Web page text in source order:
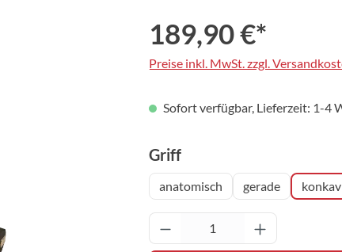
189,90 €*
Preise inkl. MwSt. zzgl.
Sofort verfügbar, Lieferzeit: 1-4
Griffauswählen
anatomisch gerade konkav
Produkt Anzahl: Gib